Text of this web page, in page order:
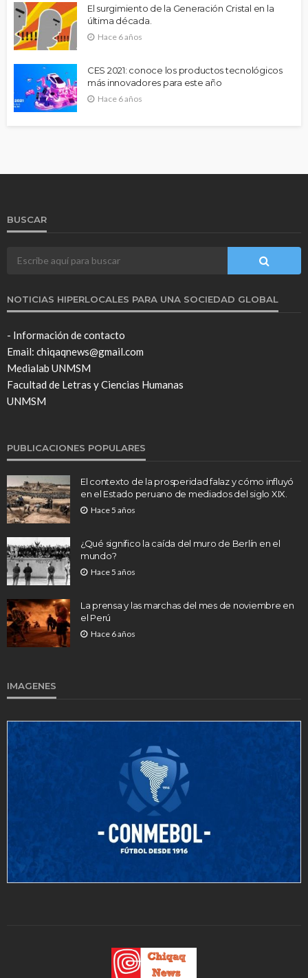
El surgimiento de la Generación Cristal en la
última década.
Hace 6 años
CES 2021: conoce los productos tecnológicos
más innovadores para este año
Hace 6 años
BUSCAR
NOTICIAS HIPERLOCALES PARA UNA SOCIEDAD GLOBAL
- Información de contacto
Email: chiqaqnews@gmail.com
Medialab UNMSM
Facultad de Letras y Ciencias Humanas
UNMSM
PUBLICACIONES POPULARES
El contexto de la prosperidad falaz y cómo influyó
en el Estado peruano de mediados del siglo XIX.
Hace 5 años
¿Qué significo la caída del muro de Berlín en el
mundo?
Hace 5 años
La prensa y las marchas del mes de noviembre en
el Perú
Hace 6 años
IMAGENES